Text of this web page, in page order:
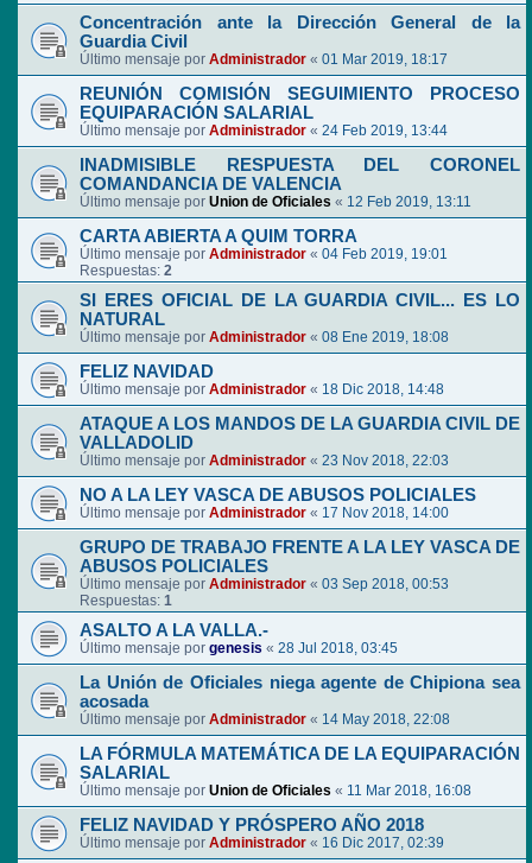
Concentración ante la Dirección General de la
Guardia Civil
Último mensaje por Administrador « 01 Mar 2019, 18:17
REUNIÓN COMISIÓN SEGUIMIENTO PROCESO
EQUIPARACIÓN SALARIAL
Último mensaje por Administrador « 24 Feb 2019, 13:44
INADMISIBLE RESPUESTA DEL CORONEL
COMANDANCIA DE VALENCIA
Último mensaje por Union de Oficiales « 12 Feb 2019, 13:11
CARTA ABIERTA A QUIM TORRA
Último mensaje por Administrador « 04 Feb 2019, 19:01
Respuestas: 2
SI ERES OFICIAL DE LA GUARDIA CIVIL... ES LO
NATURAL
Último mensaje por Administrador « 08 Ene 2019, 18:08
FELIZ NAVIDAD
Último mensaje por Administrador « 18 Dic 2018, 14:48
ATAQUE A LOS MANDOS DE LA GUARDIA CIVIL DE
VALLADOLID
Último mensaje por Administrador « 23 Nov 2018, 22:03
NO A LA LEY VASCA DE ABUSOS POLICIALES
Último mensaje por Administrador « 17 Nov 2018, 14:00
GRUPO DE TRABAJO FRENTE A LA LEY VASCA DE
ABUSOS POLICIALES
Último mensaje por Administrador « 03 Sep 2018, 00:53
Respuestas: 1
ASALTO A LA VALLA.-
Último mensaje por genesis « 28 Jul 2018, 03:45
La Unión de Oficiales niega agente de Chipiona sea
acosada
Último mensaje por Administrador « 14 May 2018, 22:08
LA FÓRMULA MATEMÁTICA DE LA EQUIPARACIÓN
SALARIAL
Último mensaje por Union de Oficiales « 11 Mar 2018, 16:08
FELIZ NAVIDAD Y PRÓSPERO AÑO 2018
Último mensaje por Administrador « 16 Dic 2017, 02:39